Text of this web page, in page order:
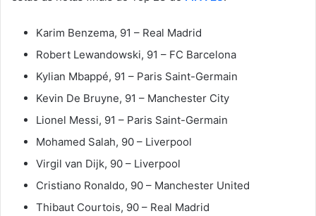
Karim Benzema, 91 – Real Madrid
Robert Lewandowski, 91 – FC Barcelona
Kylian Mbappé, 91 – Paris Saint-Germain
Kevin De Bruyne, 91 – Manchester City
Lionel Messi, 91 – Paris Saint-Germain
Mohamed Salah, 90 – Liverpool
Virgil van Dijk, 90 – Liverpool
Cristiano Ronaldo, 90 – Manchester United
Thibaut Courtois, 90 – Real Madrid